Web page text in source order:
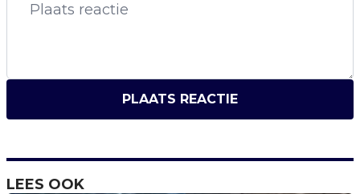
PLAATS REACTIE
LEES OOK